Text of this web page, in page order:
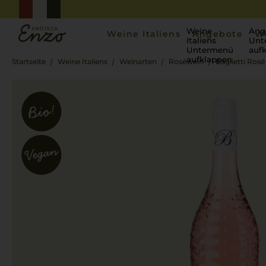
Weine Italiens
Weine
Italiens
Untermenü
aufklappen
Angebote
Startseite Weine Italiens Weinarten Roséwein Baglietti